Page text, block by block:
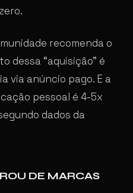
recomenda o
dessa “aquisição” é
via anúncio pago. E a
pessoal é 4-5x
dados da
DE MARCAS